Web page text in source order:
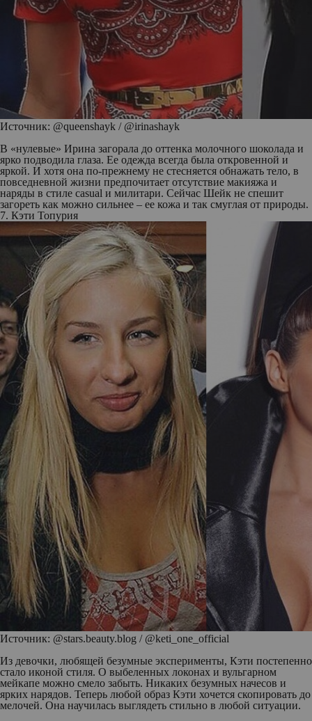
Источник: @queenshayk / @irinashayk
В «нулевые» Ирина загорала до оттенка молочного шоколада и
ярко подводила глаза. Ее одежда всегда была откровенной и
яркой. И хотя она по-прежнему не стесняется обнажать тело, в
повседневной жизни предпочитает отсутствие макияжа и
наряды в стиле casual и милитари. Сейчас Шейк не спешит
загореть как можно сильнее – ее кожа и так смуглая от природы.
7. Кэти Топурия
Источник: @stars.beauty.blog / @keti_one_official
Из девочки, любящей безумные эксперименты, Кэти постепенно
стало иконой стиля. О выбеленных локонах и вульгарном
мейкапе можно смело забыть. Никаких безумных начесов и
ярких нарядов. Теперь любой образ Кэти хочется скопировать до
мелочей. Она научилась выглядеть стильно в любой ситуации.